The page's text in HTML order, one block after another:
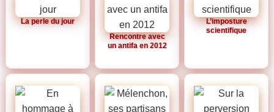
La perle du jour
Rencontre avec
un antifa en 2012
L’imposture
scientifique